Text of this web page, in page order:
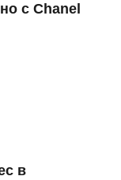
с Chanel
в